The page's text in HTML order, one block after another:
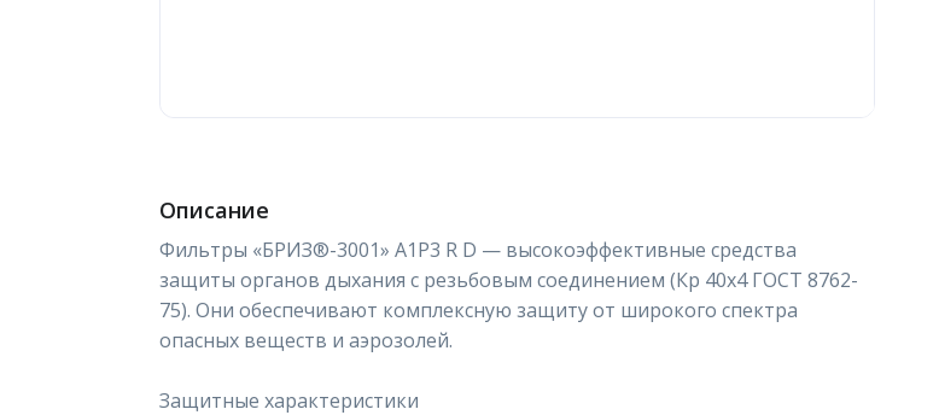
Описание
Фильтры «БРИЗ®-3001» A1P3 R D — высокоэффективные средства
защиты органов дыхания с резьбовым соединением (Кр 40х4 ГОСТ 8762-
75). Они обеспечивают комплексную защиту от широкого спектра
опасных веществ и аэрозолей.
Защитные характеристики